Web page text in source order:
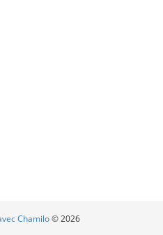
Chamilo© 2026